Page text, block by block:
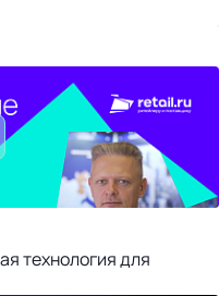
технология для